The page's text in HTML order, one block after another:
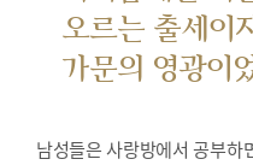
오르는 출세이
가문의 영광이
남성들은 사랑방에서 공부하